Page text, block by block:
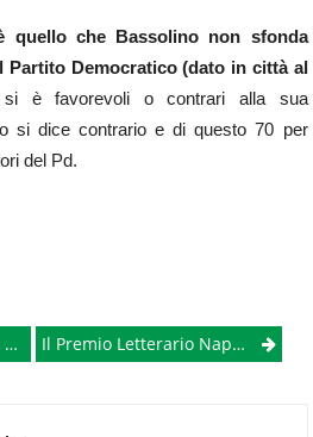
quello che Bassolino non sfonda
Partito Democratico (dato in città al
è favorevoli o contrari alla sua
si dice contrario e di questo 70 per
del Pd.
Il Premio Letterario NapoliTime Alla Sua Terza Edizione Riparte Da Scampia